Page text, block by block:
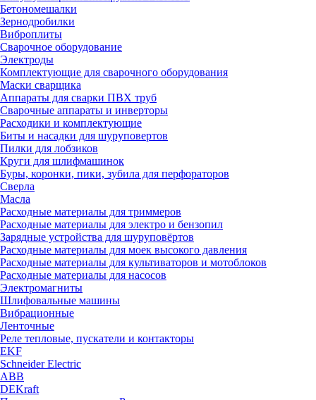
Бетономешалки
Зернодробилки
Виброплиты
Сварочное оборудование
Электроды
Комплектующие для сварочного оборудования
Маски сварщика
Аппараты для сварки ПВХ труб
Сварочные аппараты и инверторы
Расходики и комплектующие
Биты и насадки для шуруповертов
Пилки для лобзиков
Круги для шлифмашинок
Буры, коронки, пики, зубила для перфораторов
Сверла
Масла
Расходные материалы для триммеров
Расходные материалы для электро и бензопил
Зарядные устройства для шуруповёртов
Расходные материалы для моек высокого давления
Расходные материалы для культиваторов и мотоблоков
Расходные материалы для насосов
Электромагниты
Шлифовальные машины
Вибрационные
Ленточные
Реле тепловые, пускатели и контакторы
EKF
Schneider Electric
ABB
DEKraft